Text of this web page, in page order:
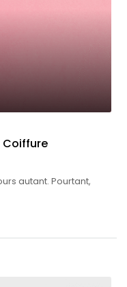
Coiffure
autant. Pourtant,